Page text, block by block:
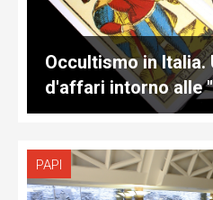
Occultismo in Italia.
d'affari intorno alle
PAPI